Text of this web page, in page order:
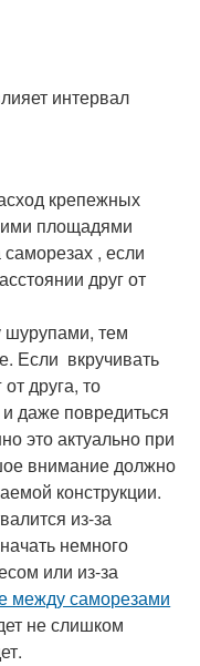
интервал
крепежных
площадями
, если
друг от
тем
Если вкручивать
друга, то
даже повредиться
это актуально при
внимание должно
конструкции.
из-за
немного
или из-за
между саморезами
не слишком